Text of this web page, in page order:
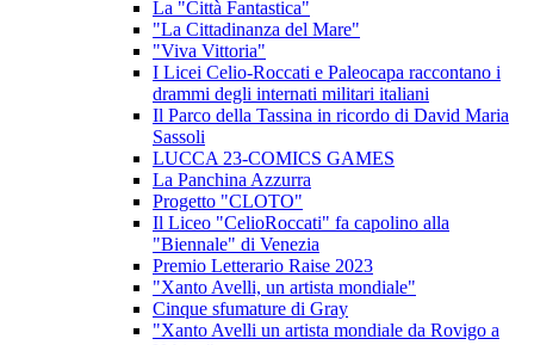
La "Città Fantastica"
"La Cittadinanza del Mare"
"Viva Vittoria"
I Licei Celio-Roccati e Paleocapa raccontano i
drammi degli internati militari italiani
Il Parco della Tassina in ricordo di David Maria
Sassoli
LUCCA 23-COMICS GAMES
La Panchina Azzurra
Progetto "CLOTO"
Il Liceo "CelioRoccati" fa capolino alla
"Biennale" di Venezia
Premio Letterario Raise 2023
"Xanto Avelli, un artista mondiale"
Cinque sfumature di Gray
"Xanto Avelli un artista mondiale da Rovigo a